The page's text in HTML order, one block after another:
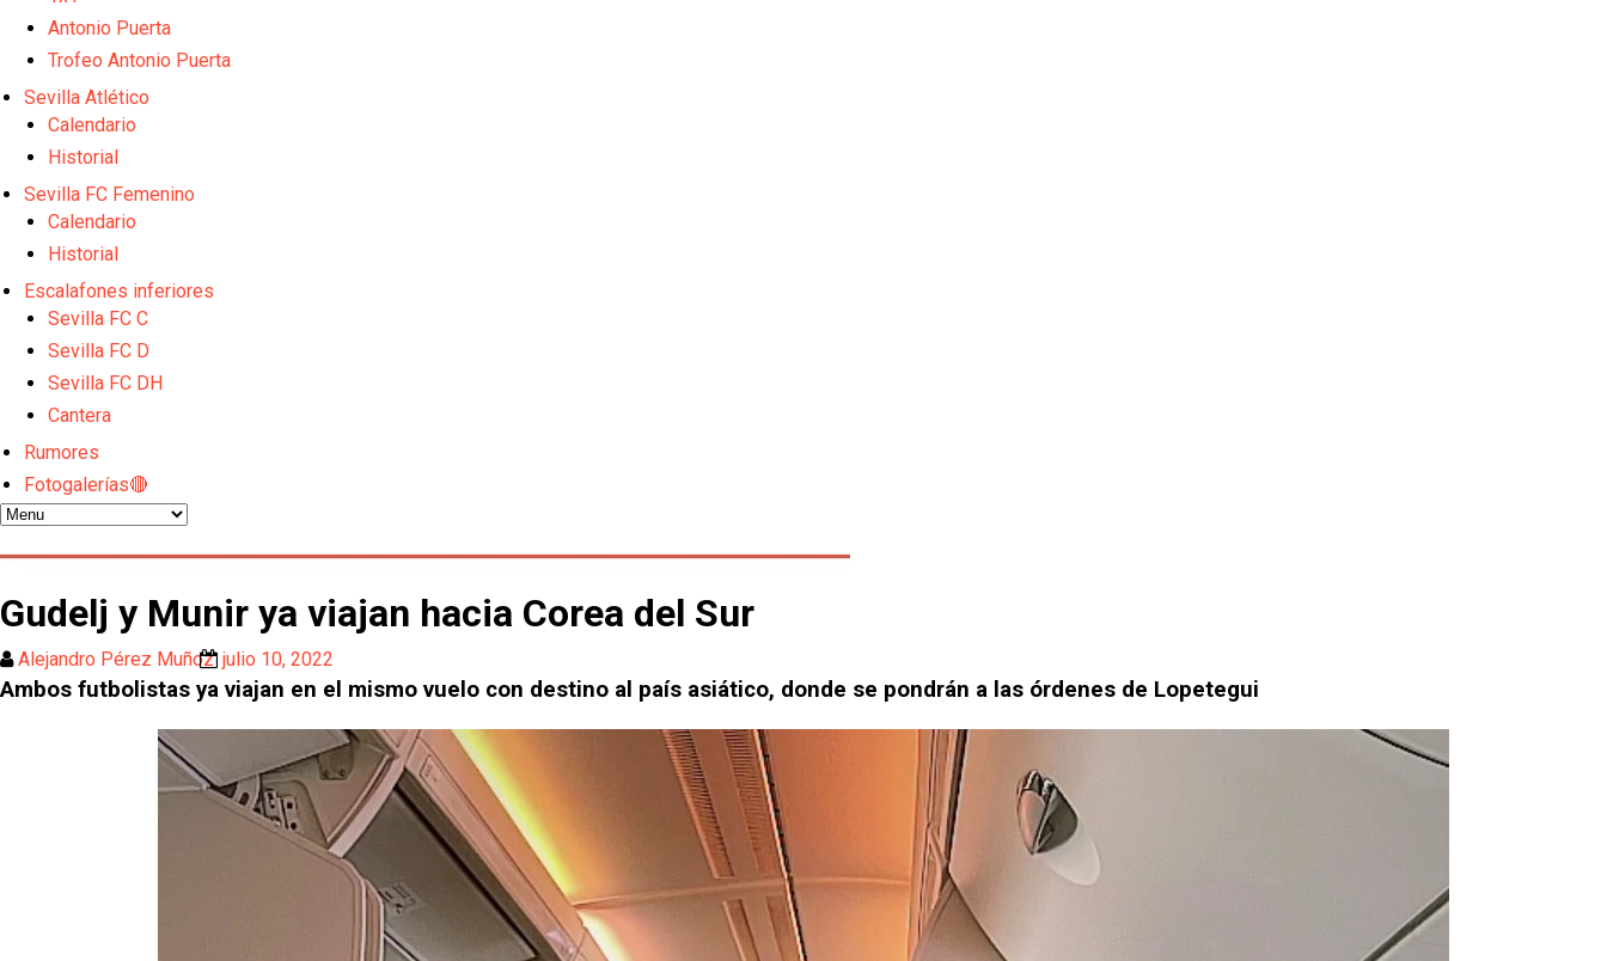
Kochorashvili, seria opción para reforzar el centro del campo sevillista
Sow muy cerca de cerrar su traspaso al Genoa
Banquillos confirmados: así queda la cantera del Sevilla Femenino para la 2026/27
Antonio Puerta
Trofeo Antonio Puerta
Sevilla Atlético
Calendario
Historial
Sevilla FC Femenino
Calendario
Historial
Escalafones inferiores
Sevilla FC C
Sevilla FC D
Sevilla FC DH
Cantera
Rumores
Fotogalerías🔴
Gudelj y Munir ya viajan hacia Corea del Sur
Alejandro Pérez Muñoz julio 10, 2022
Ambos futbolistas ya viajan en el mismo vuelo con destino al país asiático, donde se pondrán a las órdenes de Lopetegui